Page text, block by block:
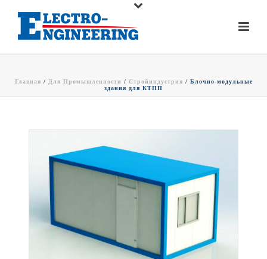
Главная / Для Промышленности / Стройиндустрия / Блочно-модульные
здания для КТПП